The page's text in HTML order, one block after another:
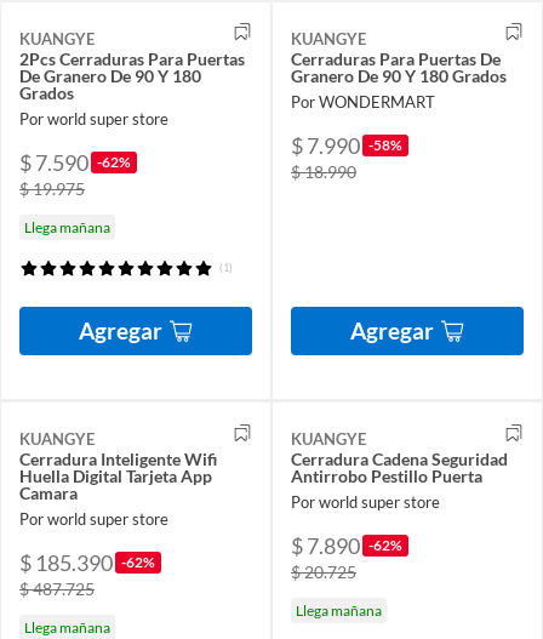
KUANGYE
2Pcs Cerraduras Para Puertas
De Granero De 90 Y 180
Grados
Por world super store
$ 7.590 -62%
$ 19.975
Llega mañana
(1)
Agregar
KUANGYE
Cerraduras Para Puertas De
Granero De 90 Y 180 Grados
Por WONDERMART
$ 7.990 -58%
$ 18.990
Agregar
KUANGYE
Cerradura Inteligente Wifi
Huella Digital Tarjeta App
Camara
Por world super store
$ 185.390 -62%
$ 487.725
Llega mañana
KUANGYE
Cerradura Cadena Seguridad
Antirrobo Pestillo Puerta
Por world super store
$ 7.890 -62%
$ 20.725
Llega mañana